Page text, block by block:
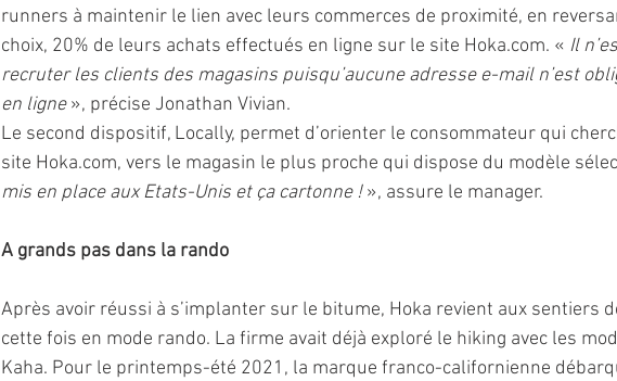
runners à maintenir le lien avec leurs commerces de proximité, en
choix, 20% de leurs achats effectués en ligne sur le site Hoka.com. « Il
recruter les clients des magasins puisqu’aucune adresse e-mail n’est
en ligne », précise Jonathan Vivian.
Le second dispositif, Locally, permet d’orienter le consommateur qui
site Hoka.com, vers le magasin le plus proche qui dispose du modèle
mis en place aux Etats-Unis et ça cartonne ! », assure le manager.
A grands pas dans la rando
Après avoir réussi à s’implanter sur le bitume, Hoka revient aux sentiers
cette fois en mode rando. La firme avait déjà exploré le hiking avec les
Kaha. Pour le printemps-été 2021, la marque franco-californienne